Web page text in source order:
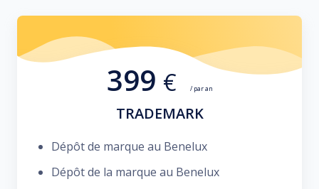
399 € / par an
TRADEMARK
Dépôt de marque au Benelux
Dépôt de la marque au Benelux